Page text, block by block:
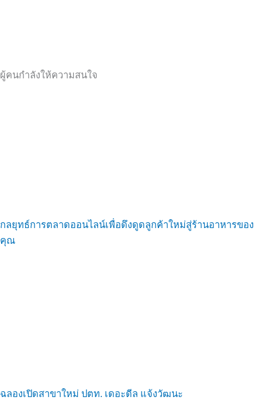
ผู้คนกำลังให้ความสนใจ
กลยุทธ์การตลาดออนไลน์เพื่อดึงดูดลูกค้าใหม่สู่ร้านอาหารของ
คุณ
ฉลองเปิดสาขาใหม่ ปตท. เดอะดีล แจ้งวัฒนะ